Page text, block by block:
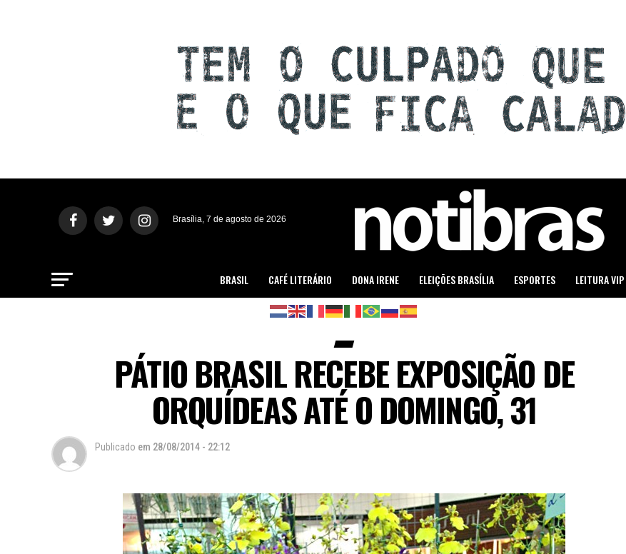
Brasília, 7 de agosto de 2026
BRASIL CAFÉ LITERÁRIO DONA IRENE ELEIÇÕES BRASÍLIA ESPORTES LEITURA VIP
PÁTIO BRASIL RECEBE EXPOSIÇÃO DE
ORQUÍDEAS ATÉ O DOMINGO, 31
Publicado em 28/08/2014 - 22:12